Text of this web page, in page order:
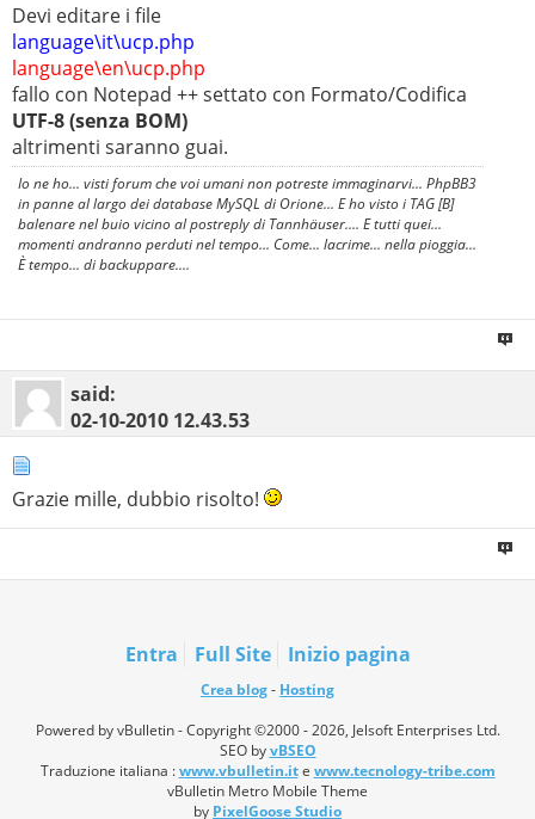
Devi editare i file
language\it\ucp.php
language\en\ucp.php
fallo con Notepad ++ settato con Formato/Codifica
UTF-8 (senza BOM)
altrimenti saranno guai.
Io ne ho... visti forum che voi umani non potreste immaginarvi... PhpBB3
in panne al largo dei database MySQL di Orione... E ho visto i TAG [B]
balenare nel buio vicino al postreply di Tannhäuser.... E tutti quei...
momenti andranno perduti nel tempo... Come... lacrime... nella pioggia...
È tempo... di backuppare....
said:
02-10-2010 12.43.53
Grazie mille, dubbio risolto!
Entra Full Site Inizio pagina
Crea blog- Hosting
Powered by vBulletin - Copyright ©2000 - 2026, Jelsoft Enterprises Ltd.
SEO byvBSEO
Traduzione italiana :www.vbulletin.ite www.tecnology-tribe.com
vBulletin Metro Mobile Theme
by PixelGoose Studio